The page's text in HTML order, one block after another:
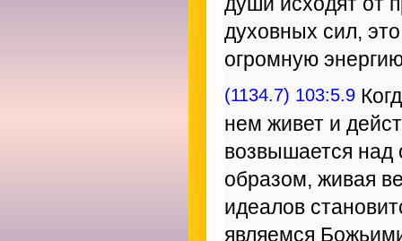
духовных сил,
огромную
(1134.7) 103:5.9
нем живет и
возвышается над
образом, живая
идеалов
являемся